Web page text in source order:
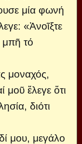
μία φωνή
«Ἀνοῖξτε
μπῆ τό
μοναχός,
ἔλεγε ὅτι
διότι
μου, μεγάλο